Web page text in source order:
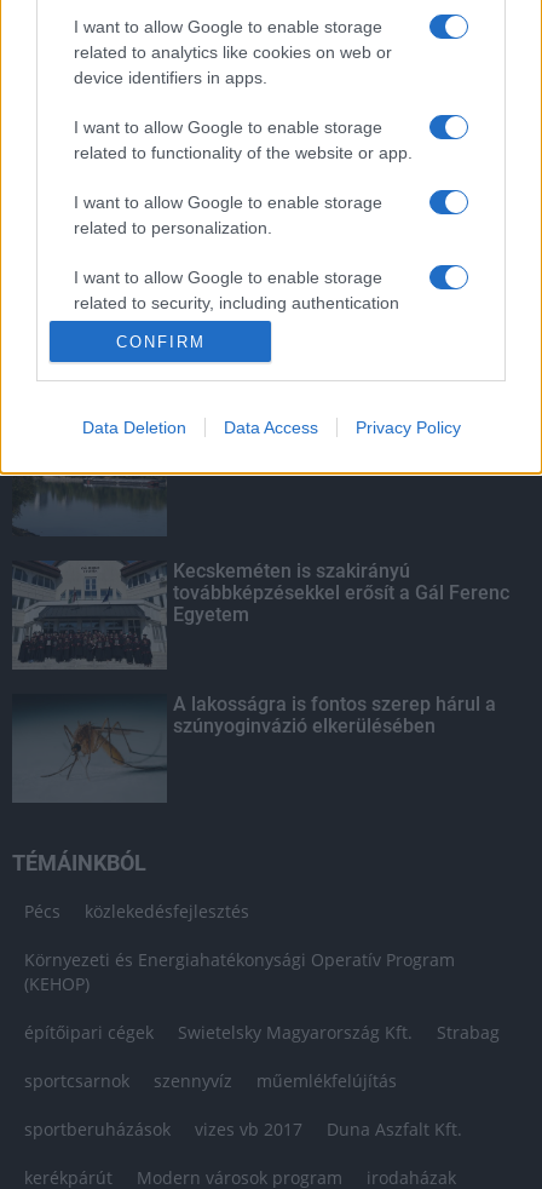
I want to allow Google to enable storage
related to analytics like cookies on web or
device identifiers in apps.
I want to allow Google to enable storage
related to functionality of the website or app.
I want to allow Google to enable storage
related to personalization.
I want to allow Google to enable storage
related to security, including authentication
functionality and fraud prevention, and other
user protection.
CONFIRM
Data Deletion Data Access Privacy Policy
vízgyűjtőjére
Mit lát és mit lát nem a VÉDA?
Megérkezett az eső a Duna
Kecskeméten is szakirányú
továbbképzésekkel erősít a Gál Ferenc
Egyetem
A lakosságra is fontos szerep hárul a
szúnyoginvázió elkerülésében
TÉMÁINKBÓL
Pécs közlekedésfejlesztés
Környezeti és Energiahatékonysági Operatív Program
(KEHOP)
építőipari cégek Swietelsky Magyarország Kft. Strabag
sportcsarnok szennyvíz műemlékfelújítás
sportberuházások vizes vb 2017 Duna Aszfalt Kft.
kerékpárút Modern városok program irodaházak